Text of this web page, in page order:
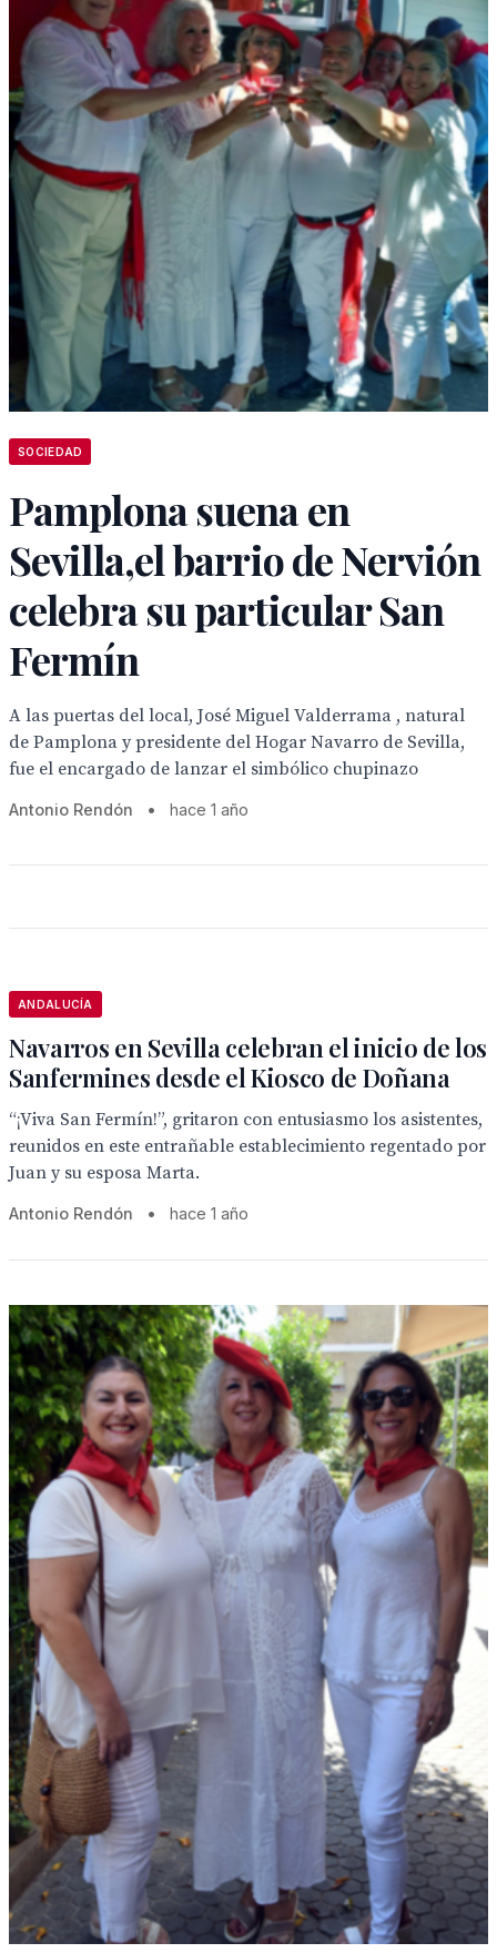
SOCIEDAD
Pamplona suena en
Sevilla,el barrio de Nervión
celebra su particular San
Fermín
A las puertas del local, José Miguel Valderrama , natural
de Pamplona y presidente del Hogar Navarro de Sevilla,
fue el encargado de lanzar el simbólico chupinazo
Antonio Rendón • hace 1 año
ANDALUCÍA
Navarros en Sevilla celebran el inicio de los
Sanfermines desde el Kiosco de Doñana
“¡Viva San Fermín!”, gritaron con entusiasmo los asistentes,
reunidos en este entrañable establecimiento regentado por
Juan y su esposa Marta.
Antonio Rendón • hace 1 año